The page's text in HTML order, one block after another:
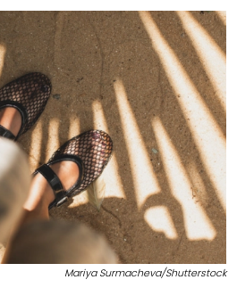
Mariya Surmacheva/Shutterstock